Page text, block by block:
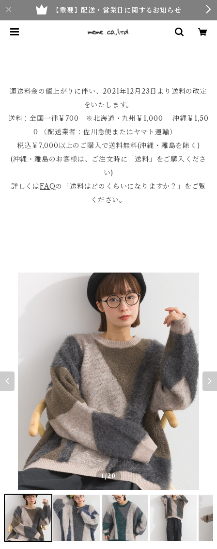
【重要】配送・営業日に関するお知らせ
運送料金の値上がりに伴い、2021年12月23日より送料の改定
をいたします。
送料：全国一律￥700 ※北海道・九州￥1,000 沖縄￥1,50
0 （配送業者：佐川急便またはヤマト運輸）
税込￥7,000以上のご購入で送料無料(沖縄・離島を除く)
(沖縄・離島のお客様は、ご注文時に「送料」をご購入くださ
い)
詳しくはFAQの「送料はどのくらいになりますか？」をご覧
ください。
1/20